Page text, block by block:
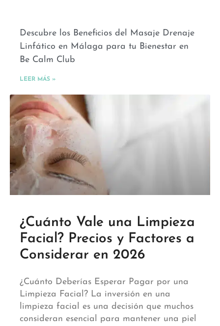
Descubre los Beneficios del Masaje Drenaje
Linfático en Málaga para tu Bienestar en
Be Calm Club
LEER MÁS »
¿Cuánto Vale una Limpieza
Facial? Precios y Factores a
Considerar en 2026
¿Cuánto Deberías Esperar Pagar por una
Limpieza Facial? La inversión en una
limpieza facial es una decisión que muchos
consideran esencial para mantener una piel